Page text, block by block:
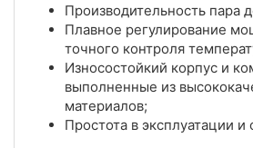
Производительность пара
Плавное регулирование
точного контроля
Износостойкий корпус и
выполненные из
материалов;
Простота в эксплуатации